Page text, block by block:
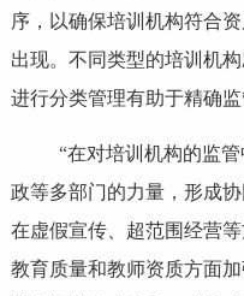
序，以确保培训机构符合
出现。不同类型的培训机
进行分类管理有助于精确监
“在对培训机构的监管
政等多部门的力量，形成
在虚假宣传、超范围经营
教育质量和教师资质方面